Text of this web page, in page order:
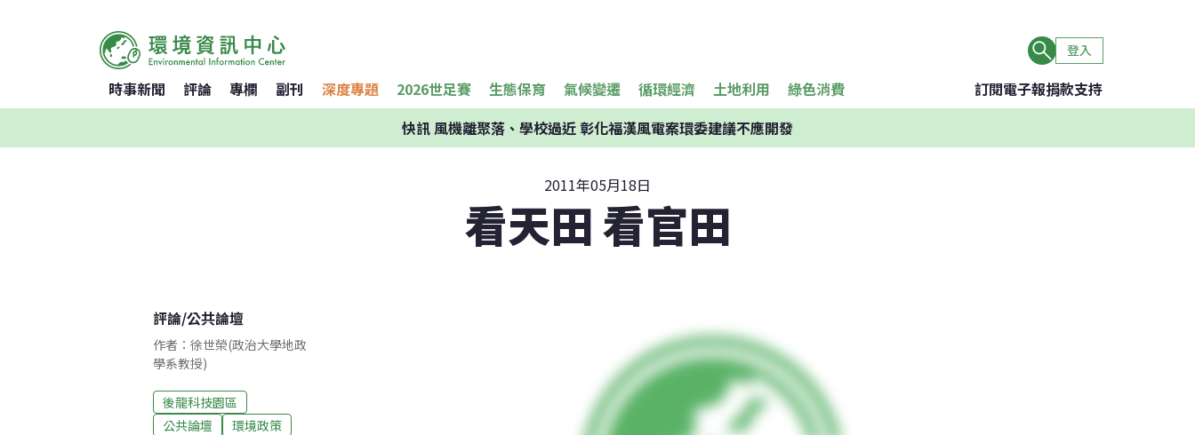
登入
時事新聞 評論 專欄 副刊 深度專題 2026世足賽 生態保育 氣候變遷 循環經濟 土地利用 綠色消費 訂閱電子報捐款支持
快訊風機離聚落、學校過近 彰化福漢風電案環委建議不應開發
2011年05月18日
看天田 看官田
評論/公共論壇
作者：徐世榮(政治大學地政
學系教授)
後龍科技園區
公共論壇
環境政策